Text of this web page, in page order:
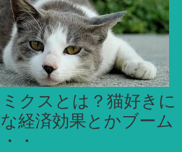
クスとは？猫好きに
経済効果とかブーム
・